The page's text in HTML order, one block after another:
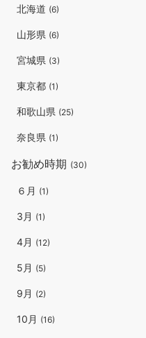
北海道 (6)
山形県 (6)
宮城県 (3)
東京都 (1)
和歌山県 (25)
奈良県 (1)
お勧め時期 (30)
６月 (1)
3月 (1)
4月 (12)
5月 (5)
9月 (2)
10月 (16)